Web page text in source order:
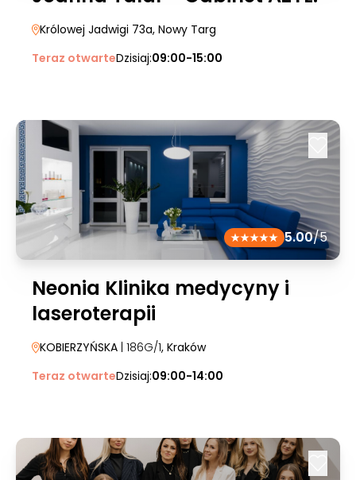
Królowej Jadwigi 73a, Nowy Targ
Teraz otwarteDzisiaj:09:00-15:00
5.00/5
Neonia Klinika medycyny i
laseroterapii
KOBIERZYŃSKA | 186G/1, Kraków
Teraz otwarteDzisiaj:09:00-14:00